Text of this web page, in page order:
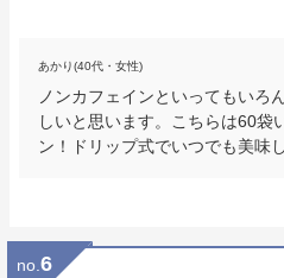
あかり(40代・女性)
ノンカフェインといってもいろ
しいと思います。こちらは60袋
ン！ドリップ式でいつでも美味
no. 6